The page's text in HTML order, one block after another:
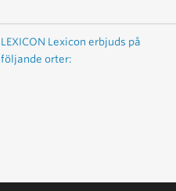
LEXICON Lexicon erbjuds på
följande orter: